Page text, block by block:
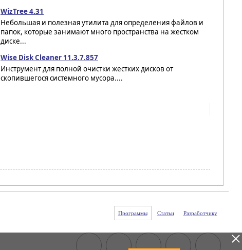
WizTree 4.31
Небольшая и полезная утилита для определения файлов и
папок, которые занимают много пространства на жестком
диске...
Wise Disk Cleaner 11.3.7.857
Инструмент для полной очистки жестких дисков от
скопившегося системного мусора....
Программы Статьи Разработчику